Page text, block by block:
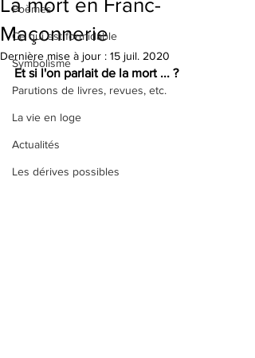
Poèmes
Ce qui est formidable
Symbolisme
Parutions de livres, revues, etc.
La vie en loge
Actualités
Les dérives possibles
La mort en Franc-
Maçonnerie
Dernière mise à jour : 15 juil. 2020
Et si l'on parlait de la mort ... ?